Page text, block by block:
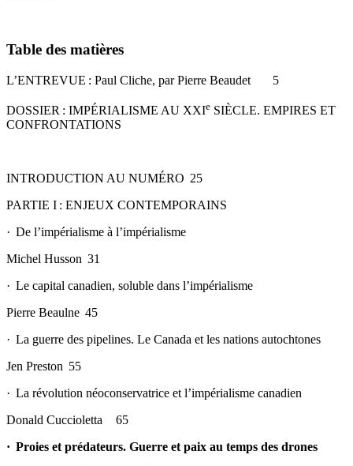
Table des matières
L’ENTREVUE : Paul Cliche, par Pierre Beaudet 5
DOSSIER : IMPÉRIALISME AU XXIe SIÈCLE. EMPIRES ET
CONFRONTATIONS
INTRODUCTION AU NUMÉRO 25
PARTIE I : ENJEUX CONTEMPORAINS
· De l’impérialisme à l’impérialisme
Michel Husson 31
· Le capital canadien, soluble dans l’impérialisme
Pierre Beaulne 45
· La guerre des pipelines. Le Canada et les nations autochtones
Jen Preston 55
· La révolution néoconservatrice et l’impérialisme canadien
Donald Cuccioletta 65
· Proies et prédateurs. Guerre et paix au temps des drones